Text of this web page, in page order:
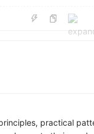
practical